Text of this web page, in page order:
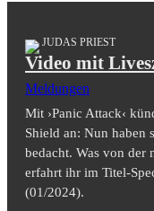
JUDAS PRIEST
Video mit
Meldungen
Mit ›Panic Attack‹
Shield an: Nun haben
bedacht. Was von der
erfahrt ihr im Titel-
(01/2024).